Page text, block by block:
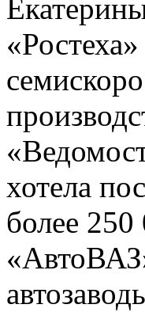
хотела
более